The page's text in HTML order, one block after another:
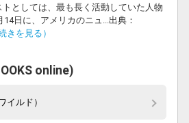
としては、最も長く活動していた人物
日に、アメリカのニュ...出典：
きを見る）
online)
イルド）